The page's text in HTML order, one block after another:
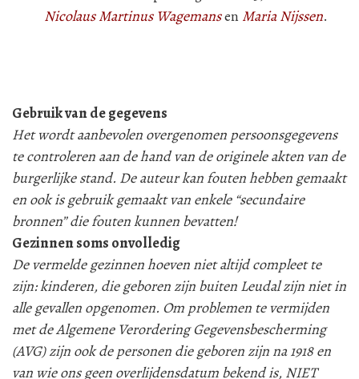
Nicolaus Martinus Wagemansen Maria Nijssen.
Gebruik van de gegevens
Het wordt aanbevolen overgenomen persoonsgegevens
te controleren aan de hand van de originele akten van de
burgerlijke stand. De auteur kan fouten hebben gemaakt
en ook is gebruik gemaakt van enkele “secundaire
bronnen” die fouten kunnen bevatten!
Gezinnen soms onvolledig
De vermelde gezinnen hoeven niet altijd compleet te
zijn: kinderen, die geboren zijn buiten Leudal zijn niet in
alle gevallen opgenomen. Om problemen te vermijden
met de Algemene Verordering Gegevensbescherming
(AVG) zijn ook de personen die geboren zijn na 1918 en
van wie ons geen overlijdensdatum bekend is, NIET